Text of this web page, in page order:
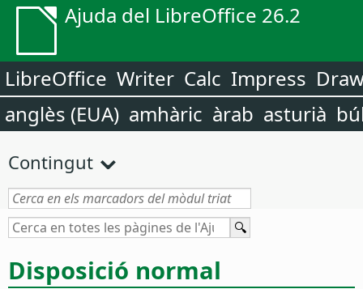
Ajuda del LibreOffice 26.2
LibreOffice Writer Calc Impress
anglès (EUA) amhàric àrab asturià
Contingut
Disposició normal